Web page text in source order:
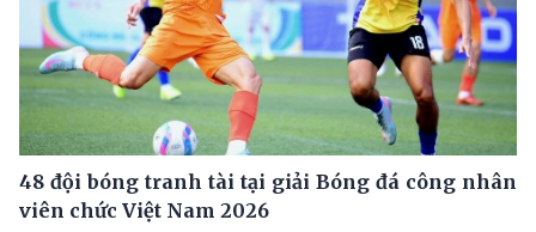
48 đội bóng tranh tài tại giải Bóng đá công nhân
viên chức Việt Nam 2026